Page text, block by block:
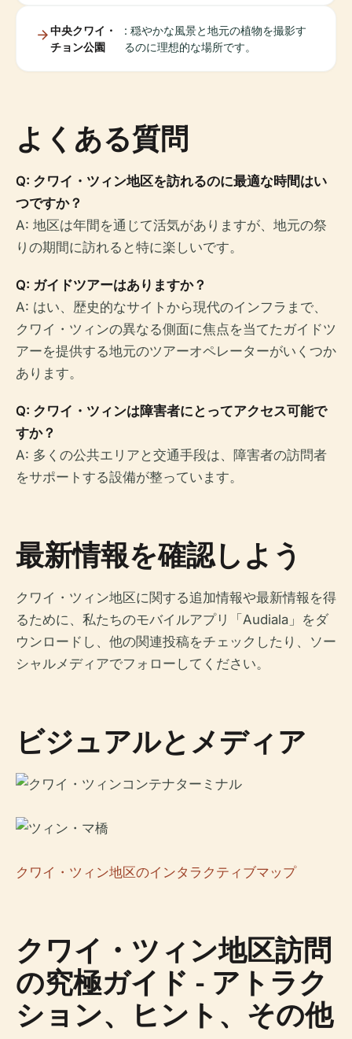
中央クワイ・
チョン公園
: 穏やかな風景と地元の植物を撮影す
るのに理想的な場所です。
よくある質問
Q: クワイ・ツィン地区を訪れるのに最適な時間はい
つですか？
A: 地区は年間を通じて活気がありますが、地元の祭
りの期間に訪れると特に楽しいです。
Q: ガイドツアーはありますか？
A: はい、歴史的なサイトから現代のインフラまで、
クワイ・ツィンの異なる側面に焦点を当てたガイドツ
アーを提供する地元のツアーオペレーターがいくつか
あります。
Q: クワイ・ツィンは障害者にとってアクセス可能で
すか？
A: 多くの公共エリアと交通手段は、障害者の訪問者
をサポートする設備が整っています。
最新情報を確認しよう
クワイ・ツィン地区に関する追加情報や最新情報を得
るために、私たちのモバイルアプリ「Audiala」をダ
ウンロードし、他の関連投稿をチェックしたり、ソー
シャルメディアでフォローしてください。
ビジュアルとメディア
クワイ・ツィン地区のインタラクティブマップ
クワイ・ツィン地区訪問
の究極ガイド - アトラク
ション、ヒント、その他